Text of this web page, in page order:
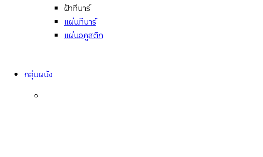
ฝ้าทีบาร์
แผ่นทีบาร์
แผ่นอคูสติก
กลุ่มผนัง